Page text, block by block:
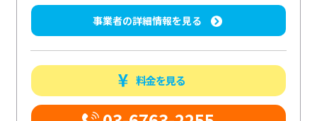
事業者の詳細情報を見る
料金を見る